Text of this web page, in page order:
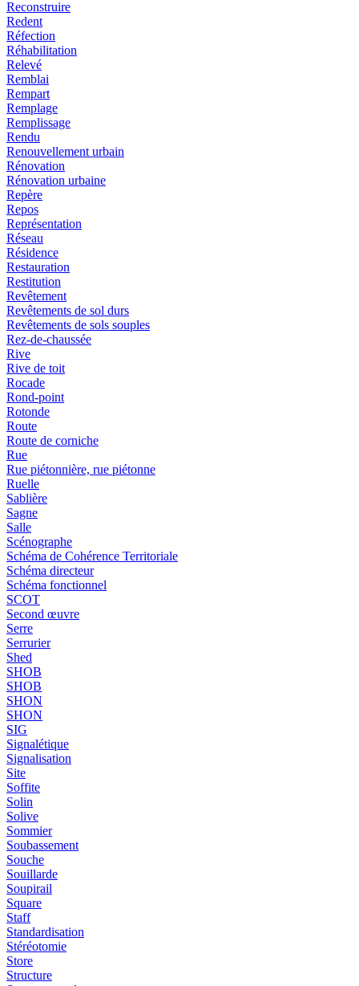
Reconstruire
Redent
Réfection
Réhabilitation
Relevé
Remblai
Rempart
Remplage
Remplissage
Rendu
Renouvellement urbain
Rénovation
Rénovation urbaine
Repère
Repos
Représentation
Réseau
Résidence
Restauration
Restitution
Revêtement
Revêtements de sol durs
Revêtements de sols souples
Rez-de-chaussée
Rive
Rive de toit
Rocade
Rond-point
Rotonde
Route
Route de corniche
Rue
Rue piétonnière, rue piétonne
Ruelle
Sablière
Sagne
Salle
Scénographe
Schéma de Cohérence Territoriale
Schéma directeur
Schéma fonctionnel
SCOT
Second œuvre
Serre
Serrurier
Shed
SHOB
SHOB
SHON
SHON
SIG
Signalétique
Signalisation
Site
Soffite
Solin
Solive
Sommier
Soubassement
Souche
Souillarde
Soupirail
Square
Staff
Standardisation
Stéréotomie
Store
Structure